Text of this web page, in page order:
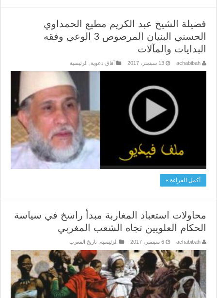
فضيلة الشيخ عبد الكريم مطيع الحمداوي
الحسني البنيان المرصوص 3 الوعي وفقه
البدايات والمآلات
achabibah 13 سبتمبر، 2017 آفاق دعوية الرئيسية
أكمل القراءة »
محاولات استعباد المغاربة مبدأ راسخ في سياسة
الحكام العلويين تجاه الشعب المغربي
achabibah 6 سبتمبر، 2017 الرئيسية ,تاريخ المغرب